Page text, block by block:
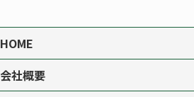
HOME
会社概要